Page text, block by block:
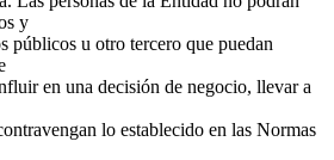
y
públicos u otro tercero que puedan
en una decisión de negocio, llevar a
lo establecido en las Normas